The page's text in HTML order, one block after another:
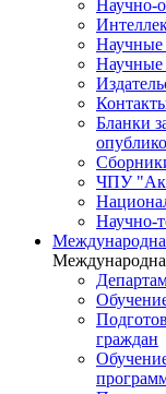
Научно-
Научные
Бланки
ЧПУ
Научно-
граждан